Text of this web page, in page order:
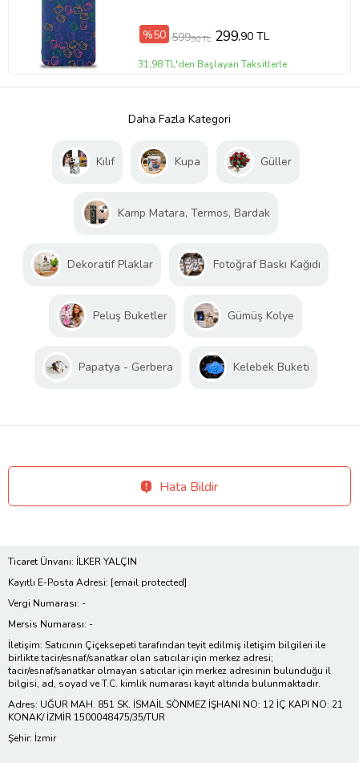
%50 599,90 TL 299,90 TL
31,98 TL'den Başlayan Taksitlerle
Daha Fazla Kategori
Kılıf Kupa Güller
Kamp Matara, Termos, Bardak
Dekoratif Plaklar Fotoğraf Baskı Kağıdı
Peluş Buketler Gümüş Kolye
Papatya - Gerbera Kelebek Buketi
Hata Bildir
Ticaret Ünvanı: İLKER YALÇIN
Kayıtlı E-Posta Adresi: [email protected]
Vergi Numarası: -
Mersis Numarası: -
İletişim: Satıcının Çiçeksepeti tarafından teyit edilmiş iletişim bilgileri ile
birlikte tacir/esnaf/sanatkar olan satıcılar için merkez adresi;
tacir/esnaf/sanatkar olmayan satıcılar için merkez adresinin bulunduğu il
bilgisi, ad, soyad ve T.C. kimlik numarası kayıt altında bulunmaktadır.
Adres: UĞUR MAH. 851 SK. İSMAİL SÖNMEZ İŞHANI NO: 12 İÇ KAPI NO: 21
KONAK/ İZMİR 1500048475/35/TUR
Şehir: İzmir